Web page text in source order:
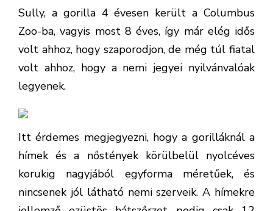
Sully, a gorilla 4 évesen került a Columbus
Zoo-ba, vagyis most 8 éves, így már elég idős
volt ahhoz, hogy szaporodjon, de még túl fiatal
volt ahhoz, hogy a nemi jegyei nyilvánvalóak
legyenek.
Itt érdemes megjegyezni, hogy a gorilláknál a
hímek és a nőstények körülbelül nyolcéves
korukig nagyjából egyforma méretűek, és
nincsenek jól látható nemi szerveik. A hímekre